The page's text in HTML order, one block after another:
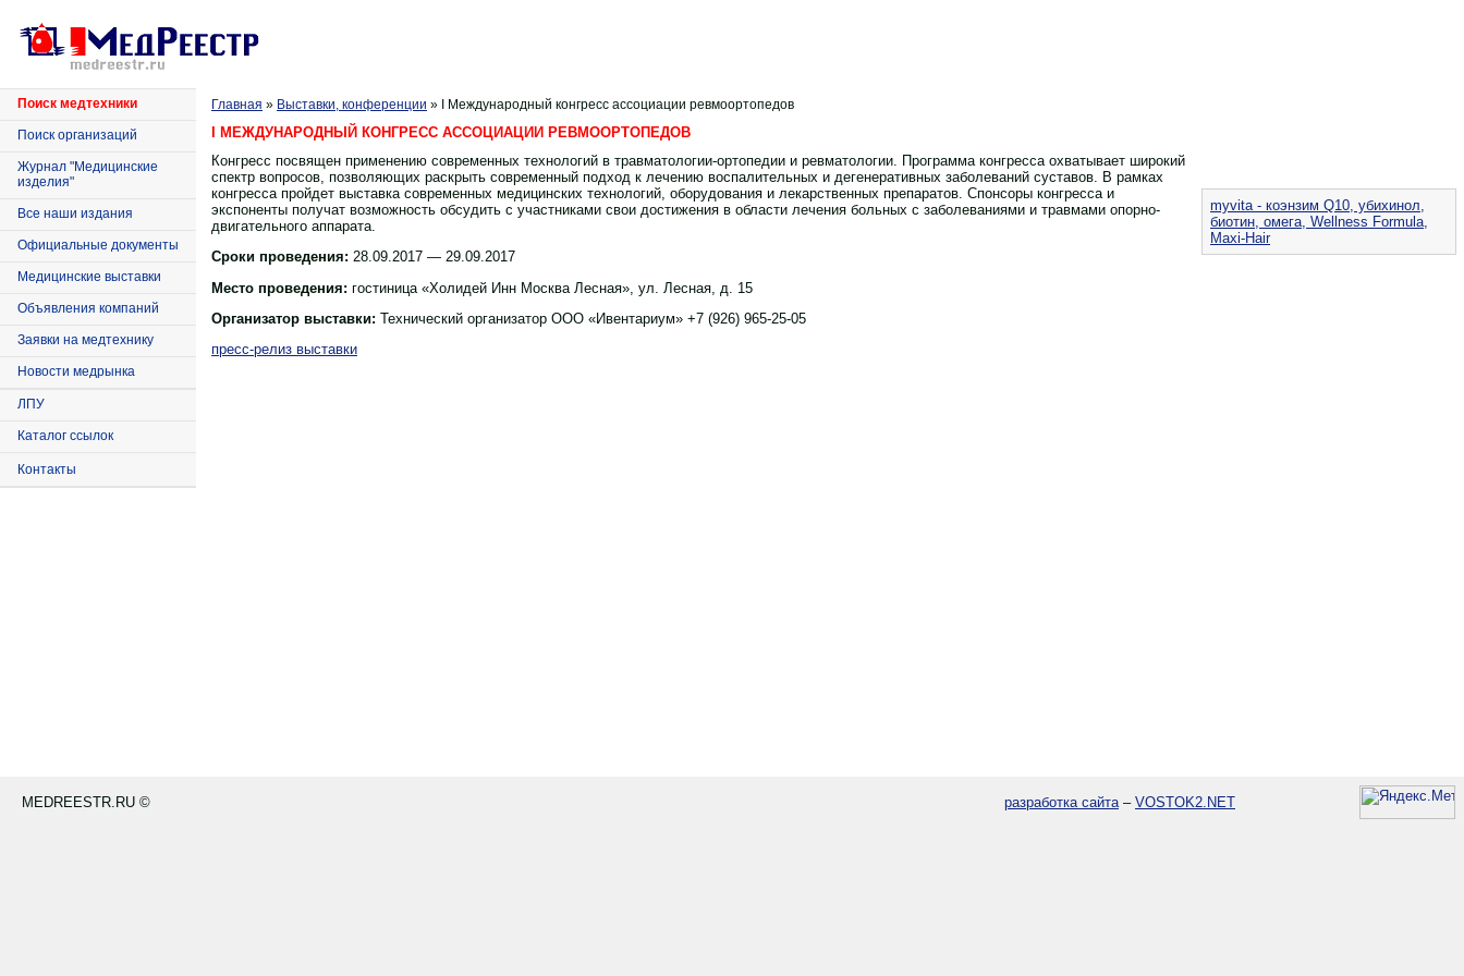
Поиск медтехники
Поиск организаций
Журнал "Медицинские
изделия"
Все наши издания
Официальные документы
Медицинские выставки
Объявления компаний
Заявки на медтехнику
Новости медрынка
ЛПУ
Каталог ссылок
Контакты
Главная » Выставки, конференции » I Международный конгресс ассоциации ревмоортопедов
I МЕЖДУНАРОДНЫЙ КОНГРЕСС АССОЦИАЦИИ РЕВМООРТОПЕДОВ
Конгресс посвящен применению современных технологий в травматологии-ортопедии и ревматологии. Программа конгресса охватывает широкий
спектр вопросов, позволяющих раскрыть современный подход к лечению воспалительных и дегенеративных заболеваний суставов. В рамках
конгресса пройдет выставка современных медицинских технологий, оборудования и лекарственных препаратов. Спонсоры конгресса и
экспоненты получат возможность обсудить с участниками свои достижения в области лечения больных с заболеваниями и травмами опорно-
двигательного аппарата.
Сроки проведения: 28.09.2017 — 29.09.2017
Место проведения: гостиница «Холидей Инн Москва Лесная», ул. Лесная, д. 15
Организатор выставки: Технический организатор ООО «Ивентариум» +7 (926) 965-25-05
пресс-релиз выставки
myvita - коэнзим Q10, убихинол,
биотин, омега, Wellness Formula,
Maxi-Hair
MEDREESTR.RU © разработка сайта– VOSTOK2.NET